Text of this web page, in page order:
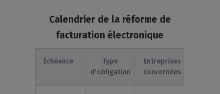
Calendrier de la réforme de
facturation électronique
Échéance
Type
d'obligation
Entreprises
concernées